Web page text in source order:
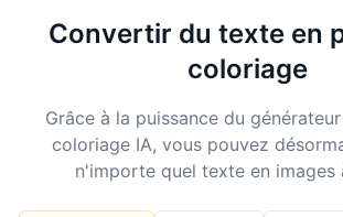
Convertir du texte en
coloriage
Grâce à la puissance du
coloriage IA, vous pouvez
n'importe quel texte en images